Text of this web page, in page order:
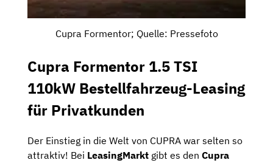
Cupra Formentor; Quelle: Pressefoto
Cupra Formentor 1.5 TSI
110kW Bestellfahrzeug-Leasing
für Privatkunden
Der Einstieg in die Welt von CUPRA war selten so
attraktiv! Bei LeasingMarkt gibt es den Cupra